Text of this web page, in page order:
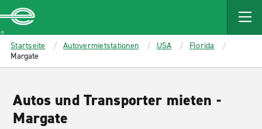
MAIN
CONTENT
Enterprise
Startseite Autovermietstationen USA
Florida
Margate
Autos und Transporter mieten -
Margate